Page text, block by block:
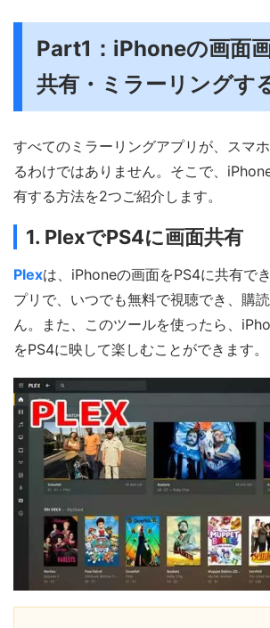
Part1：iPhoneの画面
共有・ミラーリングす
すべてのミラーリングアプリが、スマ
るわけではありません。そこで、
有する方法を2つご紹介します。
1. PlexでPS4に画面共有
Plexは、iPhoneの画面をPS4に共有で
プリで、いつでも無料で視聴でき、購
ん。また、このツールを使ったら、
をPS4に映して楽しむことができます。